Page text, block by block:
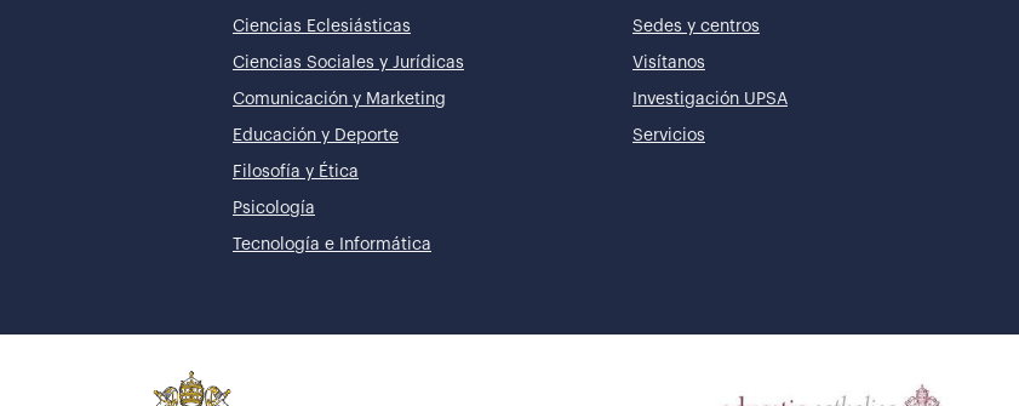
Ciencias Eclesiásticas
Ciencias Sociales y Jurídicas
Comunicación y Marketing
Educación y Deporte
Filosofía y Ética
Psicología
Tecnología e Informática
Sedes y centros
Visítanos
Investigación UPSA
Servicios